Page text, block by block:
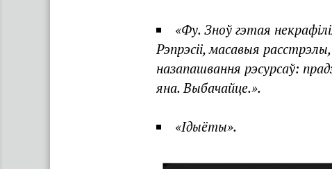
«Фу. Зноў гэтая
Рэпрэсіі, масавыя
назапашвання рэсурсаў:
яна. Выбачайце.».
«Ідыёты».